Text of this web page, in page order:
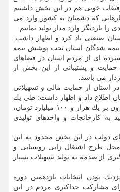
خوبی هم در این بخش داشتیم
كه دشمنان به كشور وارد می
را باردیگر وارد مدار تولید نماییم.
صنعتی یاد كرد و اظهار داشت:
بیمه شدگان استان تحت پوشش بیمه
ای از مردم استان در فضاهای
و پشتیبانی از این بخش از
می باشد.
در استان از حمایت مالی و تسهیلاتی
اطلاع داد و اظهار داشت: طی یك
سال گذشته در همین راستا افزون بر یك هزار و ۱۰۰ میلیارد تومان،
به كارخانجات و واحدهای تولیدی
دولت در این بخش محدود به این
محل طرح اشتغال زایی روستایی و
از صدمه به تولید تسهیلات بسیار
بودن انتخابات یازدهمین دوره
مشاركت حداكثری مردم در این